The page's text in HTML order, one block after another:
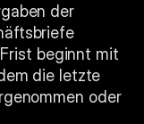
der
beginnt mit
die letzte
oder